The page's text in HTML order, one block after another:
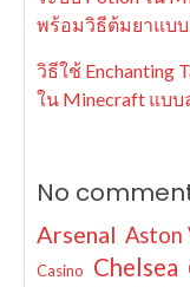
พร้อมวิธีต้มยาแบบ
วิธีใช้ Enchanting
ใน Minecraft แบบ
No
Arsenal Aston
Casino Chelsea